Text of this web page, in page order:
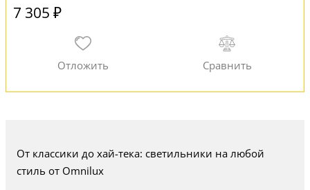
7 305 ₽
От классики до хай-тека: светильники на любой
стиль от Omnilux